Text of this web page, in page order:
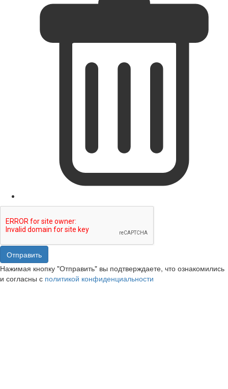
Отправить
Нажимая кнопку "Отправить" вы подтверждаете, что ознакомились
и согласны с политикой конфиденциальности